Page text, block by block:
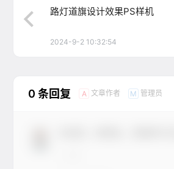
路灯道旗设计效果PS样机
2024-9-2 10:32:54
0 条回复 A 文章作者 M 管理员